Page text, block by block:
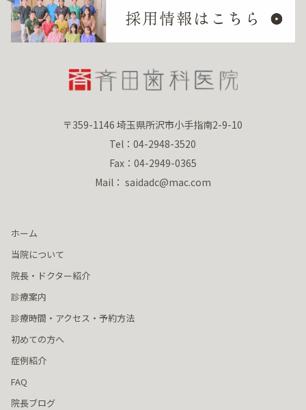
〒359-1146 埼玉県所沢市小手指南2-9-10
Tel：04-2948-3520
Fax：04-2949-0365
Mail： saidadc@mac.com
ホーム
当院について
院長・ドクター紹介
診療案内
診療時間・アクセス・予約方法
初めての方へ
症例紹介
FAQ
院長ブログ